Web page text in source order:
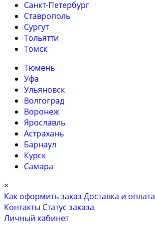
Санкт-Петербург
Ставрополь
Сургут
Тольятти
Томск
Тюмень
Уфа
Ульяновск
Волгоград
Воронеж
Ярославль
Астрахань
Барнаул
Курск
Самара
×
Как оформить заказ Доставка и оплата
Контакты Cтатус заказа
Личный кабинет